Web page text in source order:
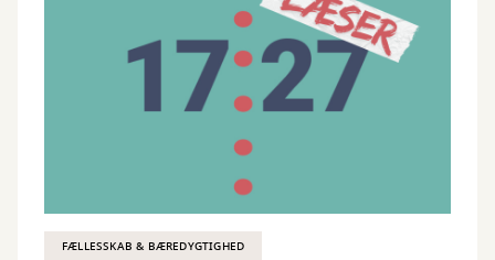
FÆLLESSKAB & BÆREDYGTIGHED